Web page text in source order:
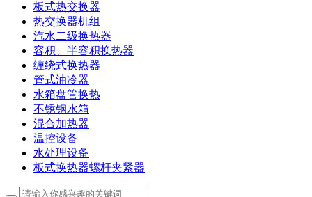
板式热交换器
热交换器机组
汽水二级换热器
容积、半容积换热器
缠绕式换热器
管式油冷器
水箱盘管换热
不锈钢水箱
混合加热器
温控设备
水处理设备
板式换热器螺杆夹紧器